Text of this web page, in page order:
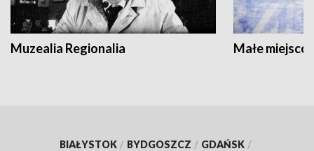
Muzealia Regionalia Małe
BIAŁYSTOK / BYDGOSZCZ / GDAŃSK /